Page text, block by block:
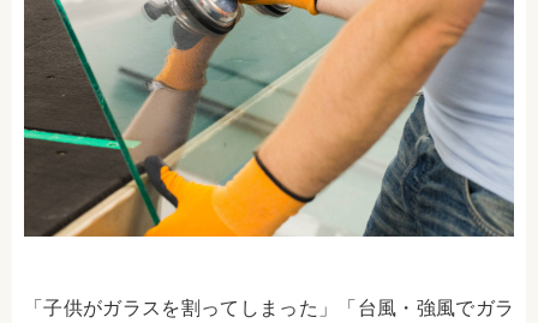
「子供がガラスを割ってしまった」「台風・強風でガラ